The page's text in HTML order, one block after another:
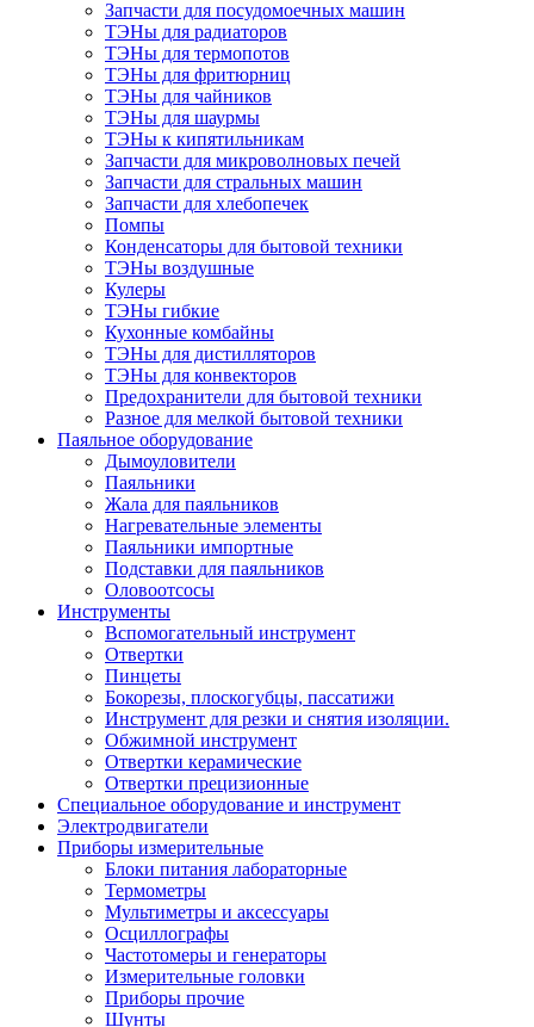
Запчасти для посудомоечных машин
ТЭНы для радиаторов
ТЭНы для термопотов
ТЭНы для фритюрниц
ТЭНы для чайников
ТЭНы для шаурмы
ТЭНы к кипятильникам
Запчасти для микроволновых печей
Запчасти для стральных машин
Запчасти для хлебопечек
Помпы
Конденсаторы для бытовой техники
ТЭНы воздушные
Кулеры
ТЭНы гибкие
Кухонные комбайны
ТЭНы для дистилляторов
ТЭНы для конвекторов
Предохранители для бытовой техники
Разное для мелкой бытовой техники
Паяльное оборудование
Дымоуловители
Паяльники
Жала для паяльников
Нагревательные элементы
Паяльники импортные
Подставки для паяльников
Оловоотсосы
Инструменты
Вспомогательный инструмент
Отвертки
Пинцеты
Бокорезы, плоскогубцы, пассатижи
Инструмент для резки и снятия изоляции.
Обжимной инструмент
Отвертки керамические
Отвертки прецизионные
Специальное оборудование и инструмент
Электродвигатели
Приборы измерительные
Блоки питания лабораторные
Термометры
Мультиметры и аксессуары
Осциллографы
Частотомеры и генераторы
Измерительные головки
Приборы прочие
Шунты